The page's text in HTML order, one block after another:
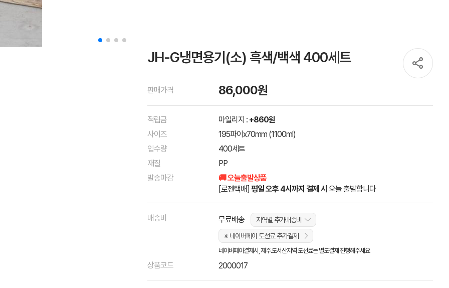
JH-G냉면용기(소) 흑색/백색 400세트
판매가격 86,000원
적립금 마일리지 : +860원
사이즈
195파이x70mm (1100ml)
입수량
400세트
재질
PP
발송마감
🚚 오늘출발상품
[로젠택배] 평일 오후 4시까지 결제 시 오늘 출발합니다
배송비 무료배송
지역별 추가배송비
※ 네이버페이 도선료 추가결제
네이버페이결제시, 제주.도서산지역 도선료는 별도결제 진행해주세요
상품코드 2000017